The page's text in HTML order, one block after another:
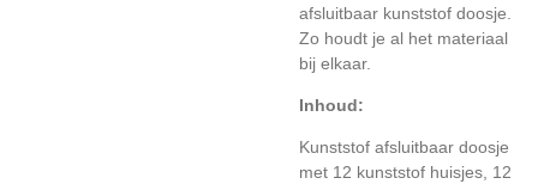
afsluitbaar kunststof doosje.
Zo houdt je al het materiaal
bij elkaar.
Inhoud:
Kunststof afsluitbaar doosje
met 12 kunststof huisjes, 12